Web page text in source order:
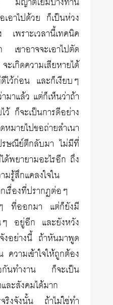
เอาไปด้วย ก็เป็นห่วง
เพราะเวลานี้เทคนิค
เขาอาจจะเอาไปตัด
กิดความเสียหายได้
ไว้ก่อน และก็เงียบๆ
มาแล้ว แต่ก็เห็นว่าถ้า
ว้ ก็จะเป็นการดีอย่าง
ายไปขอถ่ายสำเนา
รษณีย์ตีกลับมา ไม่มีที่
ด้พยายามอะไรอีก ถึง
มรู้สึกแคลงใจใน
เรื่องที่ปรากฏต่อๆ
ที่ออกมา แต่ก็ยังมี
ๆ อยู่อีก และยังหวัง
งอย่างนี้ ถ้าหันมาพูด
วามเข้าใจให้ถูกต้อง
นทำงาน ก็จะเป็น
ละสังคมได้มาก
จริงจังนั้น ถ้าไม่ใช่ทำ